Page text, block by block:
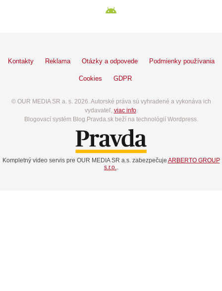
Kontakty Reklama Otázky a odpovede Podmienky používania
Cookies GDPR
© OUR MEDIA SR a. s. 2026. Autorské práva sú vyhradené a vykonáva ich
vydavateľ, viac info.
Blogovací systém Blog.Pravda.sk beží na technológií Wordpress.
Kompletný video servis pre OUR MEDIA SR a.s. zabezpečuje ARBERTO GROUP
s.r.o.